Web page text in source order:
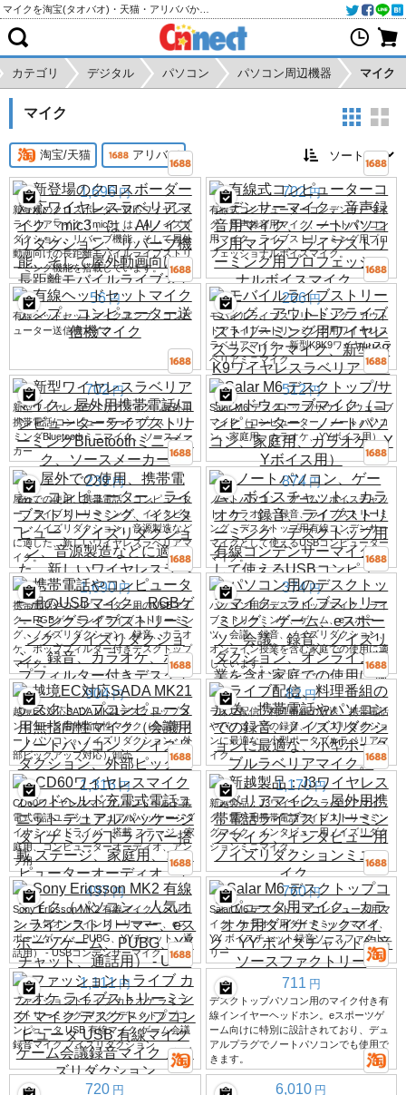
カテゴリ デジタル パソコン パソコン周辺機器 マイク
マイク
淘宝/天猫 アリババ
1,696 円
新登場のクロスボーダー対応ワイヤレス
ラベリアマイク「mic3」は、AIノイズリ
ダクション、リバーブ機能、そして屋外
動画向けの長距離モバイルライブストリ
ーミング機能を搭載しています。
702 円
有線式コンピューターコンデンサーマイ
ク、音声録音用マイク、ノートパソコン
用マイク、ライブストリーミング用プロ
フェッショナルボイスマイク。
56 円
有線ヘッドセットマイクアンプ、コンピ
ューター送信機マイク
266 円
モバイルライブストリーミング、アウト
ドアライブストリーミング用ワイヤレス
ラベリアマイク、新型K8K9ワイヤレスラ
ベリアミニマイク
702 円
新型ワイヤレスラベリアマイク、屋外用
携帯電話/コンピューターライブストリー
ミングBluetoothミニマイク、ソースメー
カー
512 円
Salar M6 デスクトップ/サウンドウェーブ
マイク（コンピューター、ノートパソコ
ン、家庭用、カラオケ、YYボイス用）
239 円
屋外での使用、携帯電話、コンピュータ
ー、ライブストリーミング、インタビュ
ー、ノイズリダクション、音源製造など
に適した、新しいワイヤレスラベリアマ
イク。
874 円
ノートパソコン、ゲーム、ボイスチャッ
ト、カラオケ、録音、ライブストリーミ
ング、デスクトップ用有線コンデンサー
マイクとして使えるUSBコンピューター
マイク。
1,690 円
携帯電話やコンピューター用のUSBマイ
ク。RGBゲーミングライブストリーミン
グ、ノイズリダクション、録音、カラオ
ケ、ポップフィルター付きデスクトップ
マイク。
374 円
パソコン用のデスクトップマイク。ライ
ブストリーミング、ゲーム、eスポー
ツ、会議、録音、ノイズリダクション、
オンライン授業を含む家庭での使用に適
しています。
904 円
越境EC対応SADA MK21デスクトップコ
ンピュータ用無指向性マイク（会議用ノ
ートパソコン、ノイズリダクション、外
部ピックアップ対応）卸売
82 円
ライブ配信、料理番組の放送、携帯電話
やパソコンでの録音、ノイズリダクショ
ンに最適な、小型ポータブルラベリアマ
イク。
1,316 円
CD60ワイヤレスマイク ハンドヘルド充
電式電話ユニット デュアルパッケージダ
イナミックドライバー搭載 ステージ、家
庭用、コンピューターオーディオ、アン
プ用
1,170 円
新越製品：J3ワイヤレスラベリアマイ
ク、屋外用携帯電話ライブストリーミン
グマイク、インタビュー用ノイズリダク
ションミニマイク。
497 円
Sony Ericsson MK2 有線マイク（パソコ
ン、人気オンラインストリーマー、eス
ポーツゲーム、PUBG、YYチャット、通
話用） - USBコンデンサーマイク
760 円
Salar M6 デスクトップコンピュータ用マ
イク、カラオケ用ダイナミックマイク、
YY ボイスチャット録音ソースファクト
リー
1,111 円
ファッショントライブ カラオケ ライブ
ストリーミング マイク デスクトップコ
ンピュータ USB 有線マイク ゲーム会議
録音マイク ノイズリダクション
711 円
デスクトップパソコン用のマイク付き有
線インイヤーヘッドホン。eスポーツゲ
ーム向けに特別に設計されており、デュ
アルプラグでノートパソコンでも使用で
きます。
720 円 6,010 円